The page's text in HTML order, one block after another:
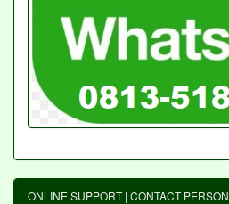
ONLINE SUPPORT | CONTACT PERSON